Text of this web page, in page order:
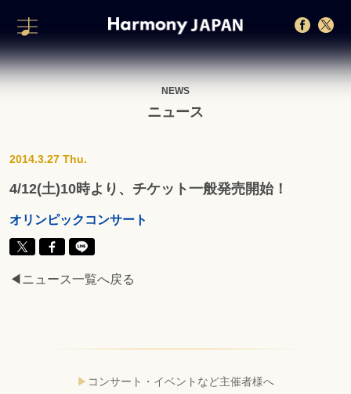
NEWS
ニュース
2014.3.27 Thu.
4/12(土)10時より、チケット一般発売開始！
オリンピックコンサート
◀ニュース一覧へ戻る
コンサート・イベントなど主催者様へ